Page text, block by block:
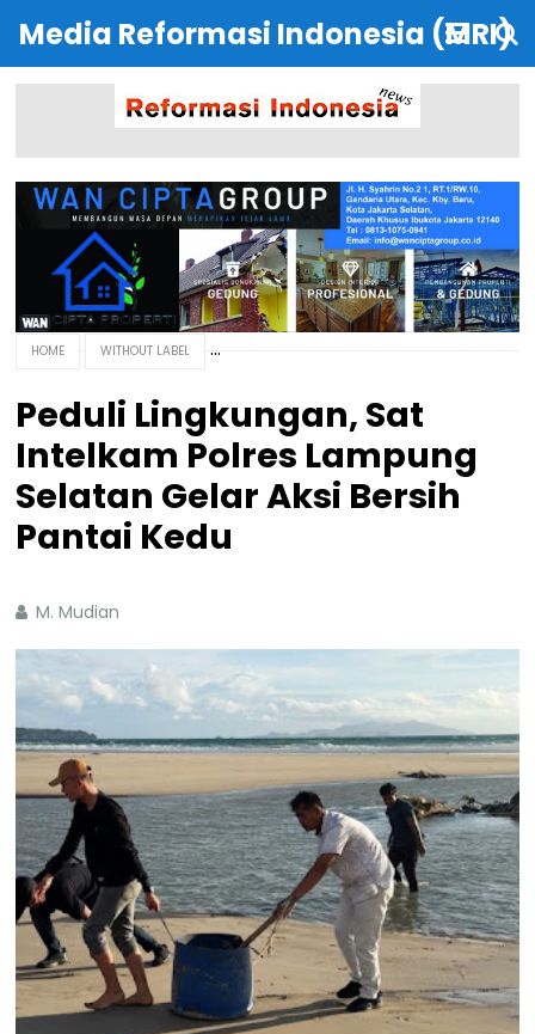
Media Reformasi Indonesia (MRI)
HOME WITHOUT LABEL
Peduli Lingkungan, Sat
Intelkam Polres Lampung
Selatan Gelar Aksi Bersih
Pantai Kedu
M. Mudian